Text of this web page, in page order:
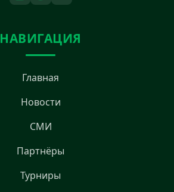
НАВИГАЦИЯ
Главная
Новости
СМИ
Партнёры
Турниры